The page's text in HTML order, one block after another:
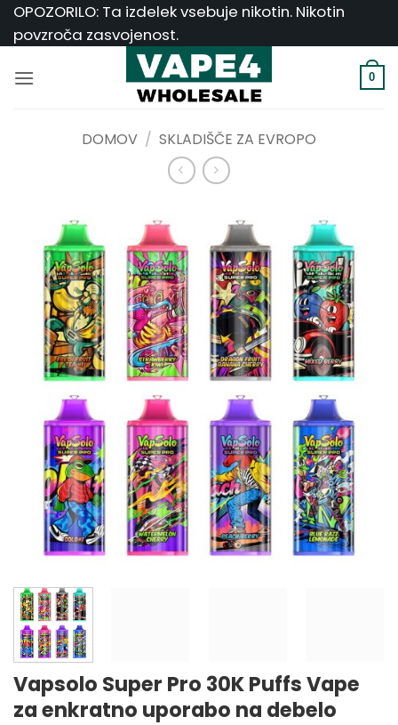
Skoči
na
OPOZORILO: Ta izdelek vsebuje nikotin. Nikotin
povzroča zasvojenost.
0
DOMOV / SKLADIŠČE ZA EVROPO
Vapsolo Super Pro 30K Puffs Vape
za enkratno uporabo na debelo